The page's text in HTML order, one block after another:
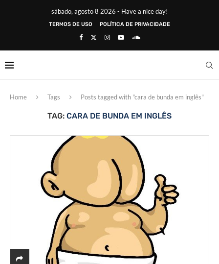
sábado, agosto 8 2026 - Have a nice day!
TERMOS DE USO POLÍTICA DE PRIVACIDADE
Home Tags Posts tagged with "cara de bunda em inglês"
TAG: CARA DE BUNDA EM INGLÊS